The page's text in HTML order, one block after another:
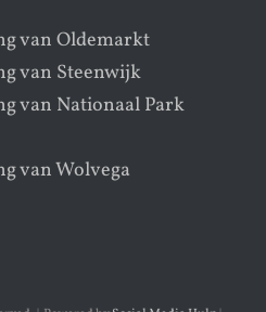
van Oldemarkt
van Steenwijk
van Nationaal Park
van Wolvega